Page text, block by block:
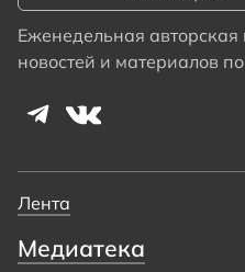
Еженедельная
новостей и материалов
Лента
Медиатека